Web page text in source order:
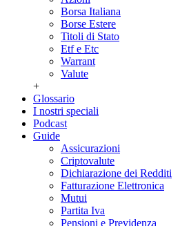
Borsa Italiana
Borse Estere
Titoli di Stato
Etf e Etc
Warrant
Valute
+
Glossario
I nostri speciali
Podcast
Guide
Assicurazioni
Criptovalute
Dichiarazione dei Redditi
Fatturazione Elettronica
Mutui
Partita Iva
Pensioni e Previdenza